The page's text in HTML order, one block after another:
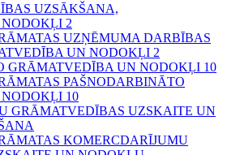
UZŅĒMUMA DARBĪBAS
UN NODOKĻI 2
PAŠNODARBINĀTO
10
KOMERCDARĪJUMU